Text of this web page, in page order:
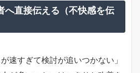
へ直接伝える（不快感を伝
速すぎて検討が追いつかない」